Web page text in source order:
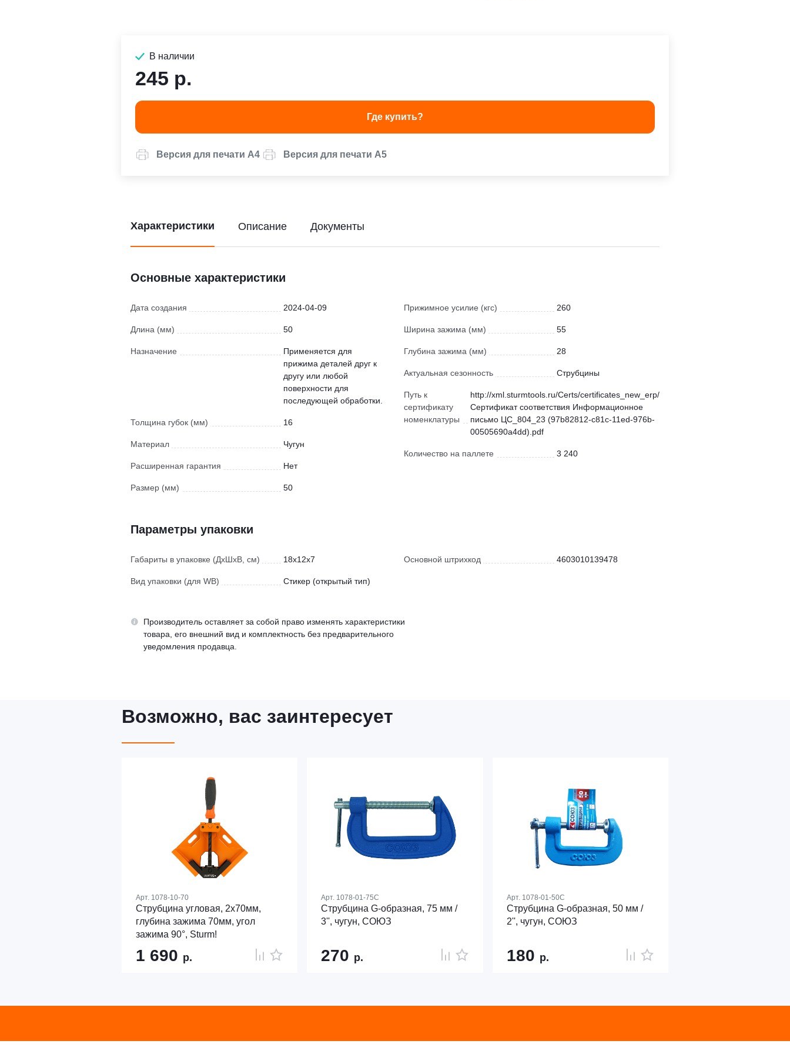
В наличии
245 р.
Где купить?
Версия для печати А4 Версия для печати А5
Характеристики
Основные характеристики
Дата создания 2024-04-09
Длина (мм) 50
Назначение
Применяется для
прижима деталей друг к
другу или любой
поверхности для
последующей обработки.
Толщина губок (мм) 16
Материал Чугун
Расширенная гарантия Нет
Размер (мм) 50
Прижимное усилие (кгс) 260
Ширина зажима (мм) 55
Глубина зажима (мм) 28
Актуальная сезонность Струбцины
Путь к
сертификату
номенклатуры
http://xml.sturmtools.ru/Certs/certificates_new_erp/
Сертификат соответствия Информационное
письмо ЦС_804_23 (97b82812-c81c-11ed-976b-
00505690a4dd).pdf
Количество на паллете 3 240
Параметры упаковки
Габариты в упаковке (ДхШхВ, см) 18x12x7
Вид упаковки (для WB) Стикер (открытый тип)
Основной штрихкод 4603010139478
Производитель оставляет за собой право изменять характеристики
товара, его внешний вид и комплектность без предварительного
уведомления продавца.
Описание Документы
Возможно, вас заинтересует
Арт. 1078-10-70
Струбцина угловая, 2x70мм,
глубина зажима 70мм, угол
зажима 90°, Sturm!
1 690 р.
Арт. 1078-01-75С
Струбцина G-образная, 75 мм /
3'', чугун, СОЮЗ
270 р.
Арт. 1078-01-50С
Струбцина G-образная, 50 мм /
2'', чугун, СОЮЗ
180 р.